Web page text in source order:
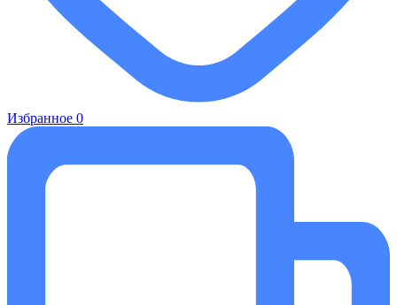
Избранное 0